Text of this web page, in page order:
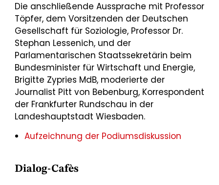
Die anschließende Aussprache mit Professor
Töpfer, dem Vorsitzenden der Deutschen
Gesellschaft für Soziologie, Professor Dr.
Stephan Lessenich, und der
Parlamentarischen Staatssekretärin beim
Bundesminister für Wirtschaft und Energie,
Brigitte Zypries MdB, moderierte der
Journalist Pitt von Bebenburg, Korrespondent
der Frankfurter Rundschau in der
Landeshauptstadt Wiesbaden.
Aufzeichnung der Podiumsdiskussion
Dialog-Cafès